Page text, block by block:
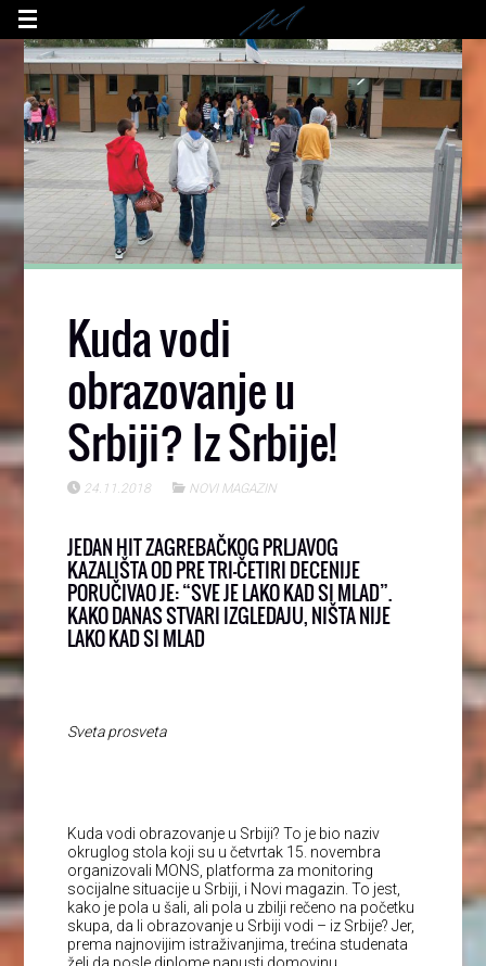
Kuda vodi
obrazovanje u
Srbiji? Iz Srbije!
24.11.2018 NOVI MAGAZIN
JEDAN HIT ZAGREBAČKOG PRLJAVOG
KAZALIŠTA OD PRE TRI-ČETIRI DECENIJE
PORUČIVAO JE: “SVE JE LAKO KAD SI MLAD”.
KAKO DANAS STVARI IZGLEDAJU, NIŠTA NIJE
LAKO KAD SI MLAD
Sveta prosveta
Kuda vodi obrazovanje u Srbiji? To je bio naziv
okruglog stola koji su u četvrtak 15. novembra
organizovali MONS, platforma za monitoring
socijalne situacije u Srbiji, i Novi magazin. To jest,
kako je pola u šali, ali pola u zbilji rečeno na početku
skupa, da li obrazovanje u Srbiji vodi – iz Srbije? Jer,
prema najnovijim istraživanjima, trećina studenata